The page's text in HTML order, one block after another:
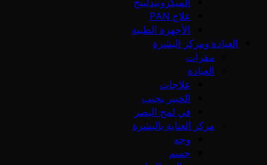
علاج PAN
الأجهزة الطبية
العيادة ومركز البشرة
مقرات
العيادة
علاجات
الخبير يجيب
في لمح البصر
مركز العناية بالبشرة
وجه
جسم